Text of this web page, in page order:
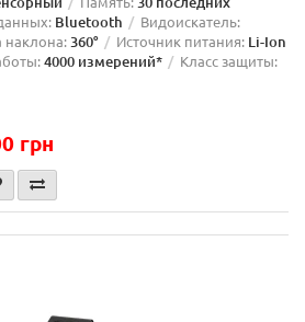
Bluetooth Видоискатель:
наклона:360° Источник питания: Li-Ion
4000 измерений* Класс защиты:
грн